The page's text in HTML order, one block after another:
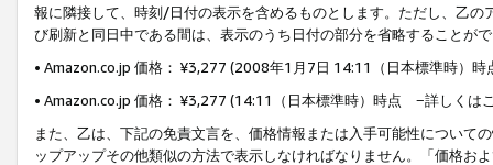
報に隣接して、時刻/日付の表示を含めるものとします。ただし、乙
び刷新と同日中である間は、表示のうち日付の部分を省略することが
• Amazon.co.jp 価格： ¥3,277 (2008年1月7日 14:11（日本標準時）
• Amazon.co.jp 価格： ¥3,277 (14:11（日本標準時）時点 −詳しくは
また、乙は、下記の免責文言を、価格情報または入手可能性について
ップアップその他類似の方法で表示しなければなりません。「価格